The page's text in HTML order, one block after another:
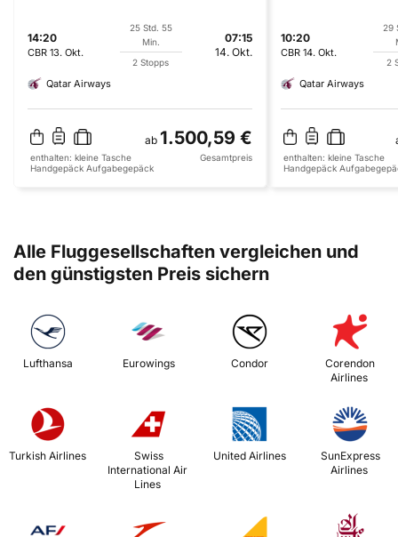
14:20
CBR 13. Okt.
25 Std. 55
Min.
2 Stopps
07:15
14. Okt.
Qatar Airways
ab 1.500,59 €
enthalten: kleine Tasche
Handgepäck Aufgabegepäck
Gesamtpreis
10:20
CBR 14. Okt.
29
2
Qatar Airways
enthalten: kleine Tasche
Handgepäck
Alle Fluggesellschaften vergleichen und
den günstigsten Preis sichern
Lufthansa Eurowings Condor
Corendon
Airlines
Turkish Airlines
International Air
Lines
United Airlines
Airlines